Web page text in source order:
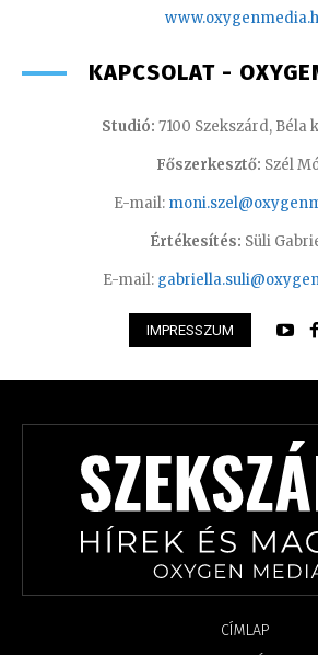
KAPCSOLAT -
Studió: 7100 Szekszárd, Béla
Főszerkesztő: Szél
E-mail:
Értékesítés: Süli
E-mail:
IMPRESSZUM
CÍMLAP